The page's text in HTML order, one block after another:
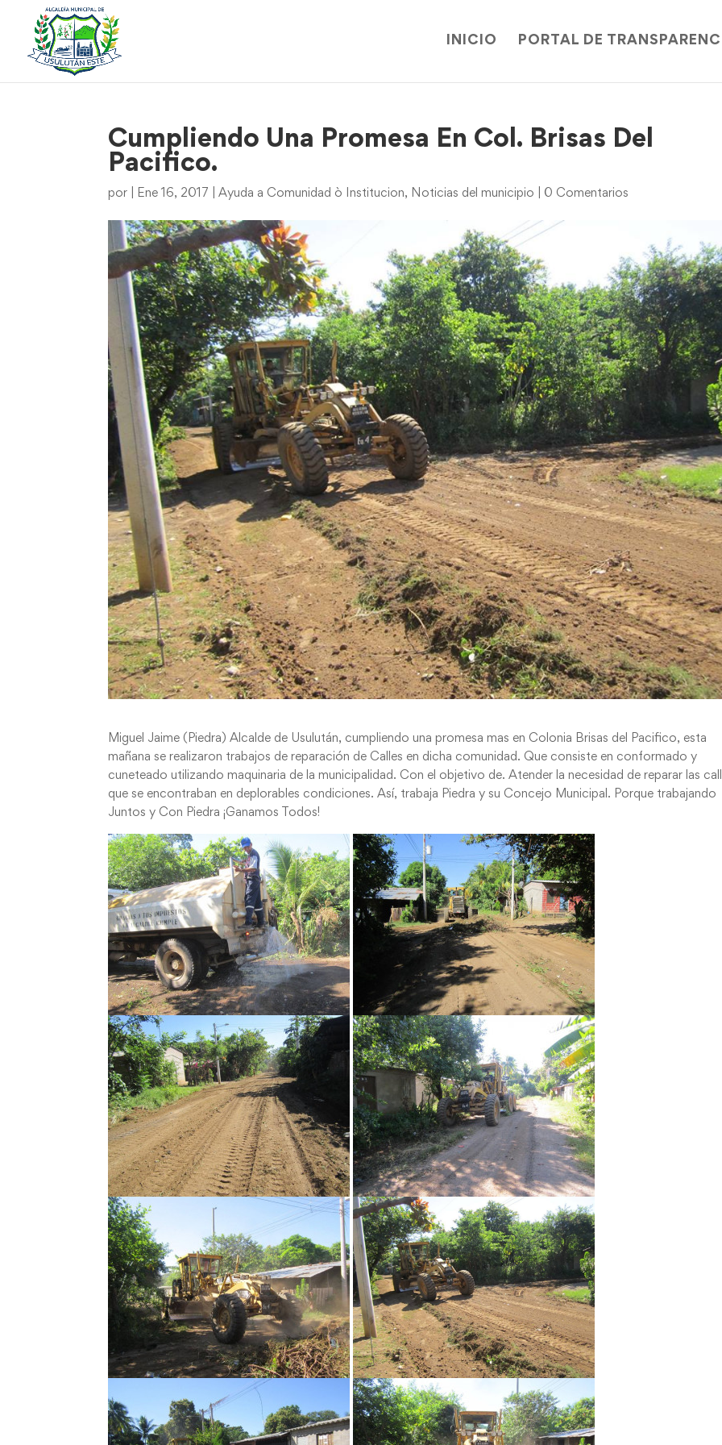
INICIO PORTAL DE
Cumpliendo Una Promesa En Col. Brisas Del
Pacifico.
por Ene 16, 2017 |Ayuda a Comunidad ò Institucion, Noticias del municipio 0 Comentarios
Miguel Jaime (Piedra) Alcalde de Usulután, cumpliendo una promesa mas en Colonia Brisas del Pacifico, esta
mañana se realizaron trabajos de reparación de Calles en dicha comunidad. Que consiste en conformado y
cuneteado utilizando maquinaria de la municipalidad. Con el objetivo de. Atender la necesidad de reparar las
que se encontraban en deplorables condiciones. Así, trabaja Piedra y su Concejo Municipal. Porque trabajando
Juntos y Con Piedra ¡Ganamos Todos!